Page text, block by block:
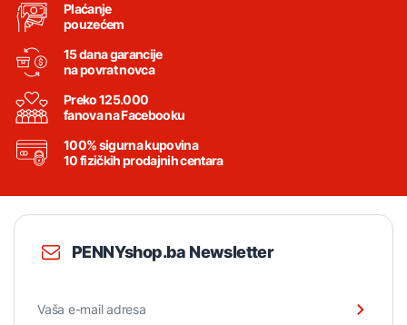
Plaćanje
pouzećem
15 dana garancije
na povrat novca
Preko 125.000
fanova na Facebooku
100% sigurna kupovina
10 fizičkih prodajnih centara
PENNYshop.ba Newsletter